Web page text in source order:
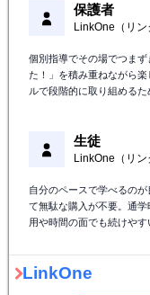
保護者
LinkOne（リン
個別指導でその場でつま
た！」を積み重ねながら
ルで段階的に取り組めるた
生徒
LinkOne（リン
自分のペースで学べるの
て無駄な購入が不要。通
用や時間の面でも続けやす
LinkOne